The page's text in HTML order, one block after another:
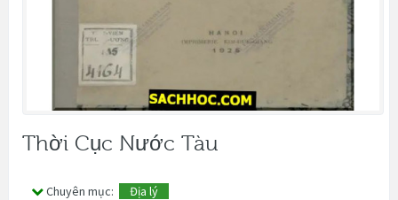
Thời Cục Nước Tàu
Chuyên mục: Địa lý